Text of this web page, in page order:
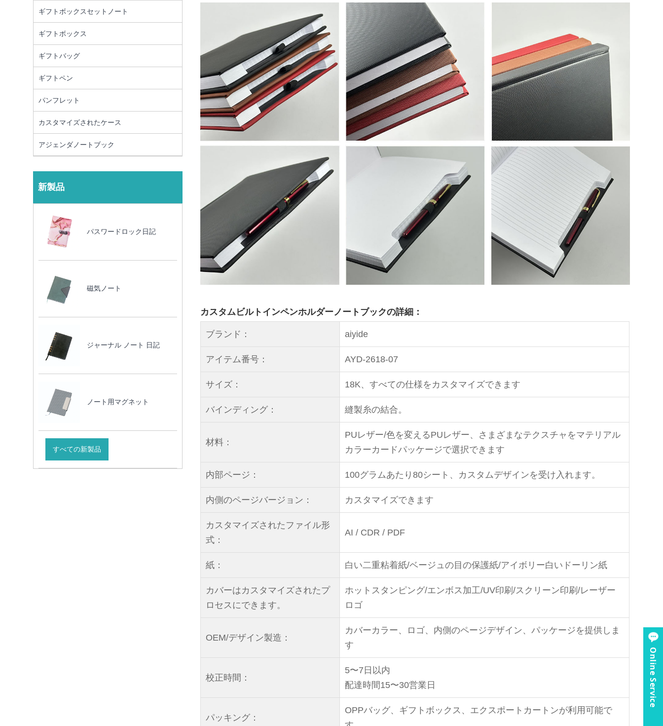
ギフトボックスセットノート
ギフトボックス
ギフトバッグ
ギフトペン
パンフレット
カスタマイズされたケース
アジェンダノートブック
新製品
パスワードロック日記
磁気ノート
ジャーナル ノート 日記
ノート用マグネット
すべての新製品
カスタムビルトインペンホルダーノートブックの詳細：
ブランド： aiyide
アイテム番号： AYD-2618-07
サイズ： 18K、すべての仕様をカスタマイズできます
バインディング： 縫製糸の結合。
材料：
PUレザー/色を変えるPUレザー、さまざまなテクスチャをマテリアル
カラーカードパッケージで選択できます
内部ページ： 100グラムあたり80シート、カスタムデザインを受け入れます。
内側のページバージョン： カスタマイズできます
カスタマイズされたファイル形
式：
AI / CDR / PDF
紙： 白い二重粘着紙/ベージュの目の保護紙/アイボリー白いドーリン紙
カバーはカスタマイズされたプ
ロセスにできます。
ホットスタンピング/エンボス加工/UV印刷/スクリーン印刷/レーザー
ロゴ
OEM/デザイン製造：
カバーカラー、ロゴ、内側のページデザイン、パッケージを提供しま
す
校正時間：
5〜7日以内
配達時間15〜30営業日
パッキング：
OPPバッグ、ギフトボックス、エクスポートカートンが利用可能で
Online Service